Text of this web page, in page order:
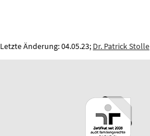
Letzte Änderung: 04.05.23; Dr. Patrick Stolle